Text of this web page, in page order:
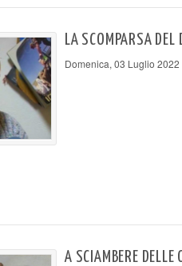
LA SCOMPARSA DEL
Domenica, 03 Luglio 2022
A SCIAMBERE